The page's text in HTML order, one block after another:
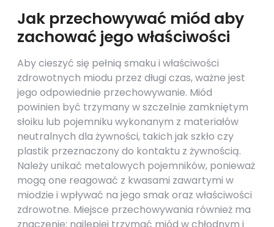
Jak przechowywać miód aby
zachować jego właściwości
Aby cieszyć się pełnią smaku i właściwości
zdrowotnych miodu przez długi czas, ważne jest
jego odpowiednie przechowywanie. Miód
powinien być trzymany w szczelnie zamkniętym
słoiku lub pojemniku wykonanym z materiałów
neutralnych dla żywności, takich jak szkło czy
plastik przeznaczony do kontaktu z żywnością.
Należy unikać metalowych pojemników, ponieważ
mogą one reagować z kwasami zawartymi w
miodzie i wpływać na jego smak oraz właściwości
zdrowotne. Miejsce przechowywania również ma